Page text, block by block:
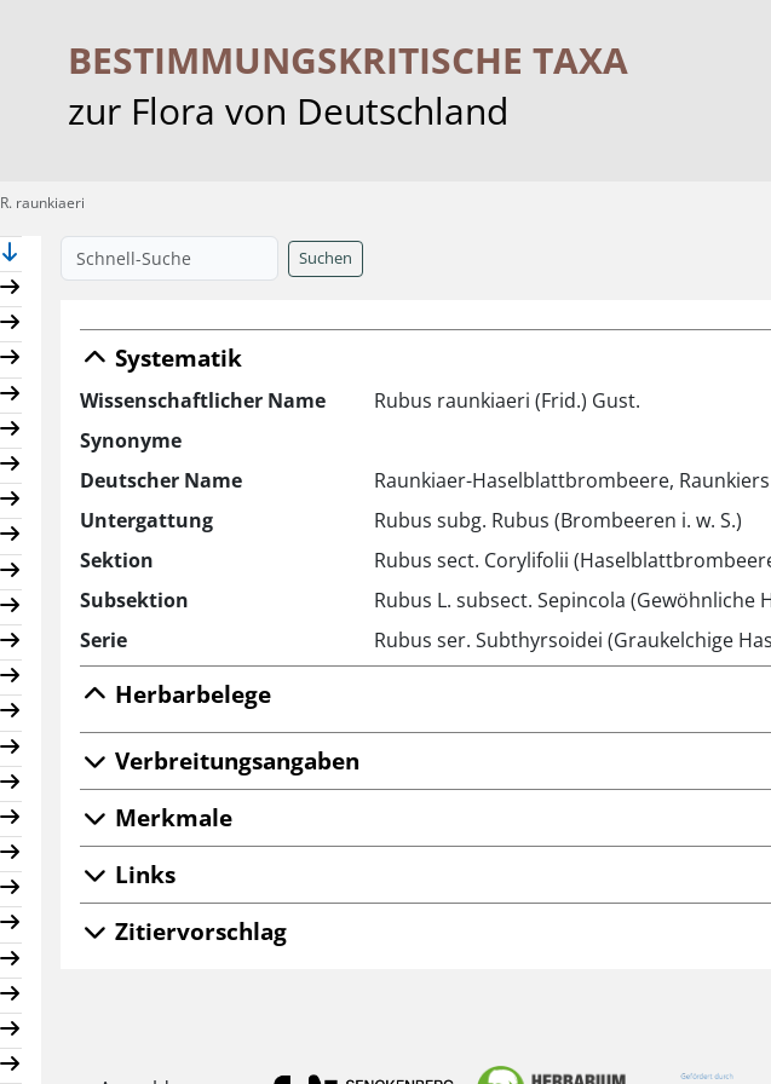
BESTIMMUNGS­KRITISCHE TAXA
zur Flora von Deutschland
R. raunkiaeri
Suchen
Systematik
Wissenschaftlicher Name
Rubus raunkiaeri (Frid.) Gust.
Synonyme
Deutscher Name
Raunkiaer-Haselblattbrombeere,
Untergattung
Rubus subg. Rubus (Brombeeren i. w. S.)
Sektion
Rubus sect. Corylifolii
Subsektion
Rubus L. subsect. Sepincola
Serie
Rubus ser. Subthyrsoidei (Graukelchige
Herbarbelege
Verbreitungsangaben
Merkmale
Links
Zitiervorschlag